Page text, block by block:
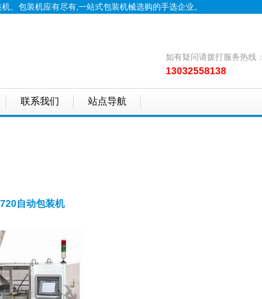
机、 包装机应有尽有,一站式包装机械选购的手选企业。
如有疑问请拨打服务热线：
13032558138
联系我们 站点导航
自动包装机